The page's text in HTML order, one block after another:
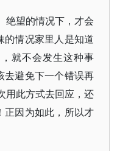
绝望的情况下，才会
的情况家里人是知道
就不会发生这种事
去避免下一个错误再
用此方式去回应，还
正因为如此，所以才